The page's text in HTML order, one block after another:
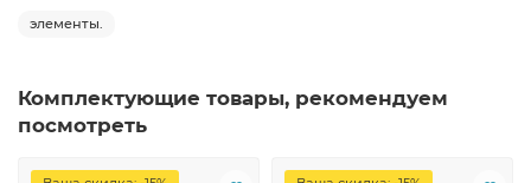
элементы.
Комплектующие товары, рекомендуем
посмотреть